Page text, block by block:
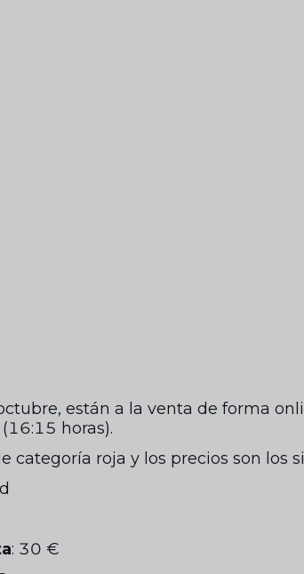
están a la venta de forma
horas).
categoría roja y los precios son los
: 30 €